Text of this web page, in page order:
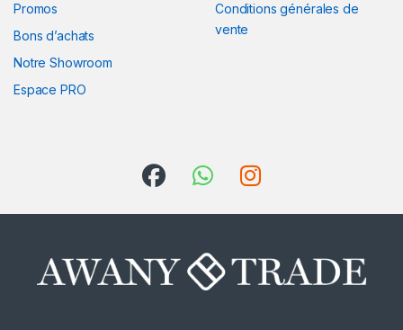
Promos
Bons d’achats
Notre Showroom
Espace PRO
Conditions générales de
vente